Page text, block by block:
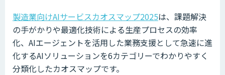
製造業向けAIサービスカオスマップ2025は、課題解決
の手がかりや最適化技術による生産プロセスの効率
化、AIエージェントを活用した業務支援として急速に進
化するAIソリューションを6カテゴリーでわかりやすく
分類化したカオスマップです。